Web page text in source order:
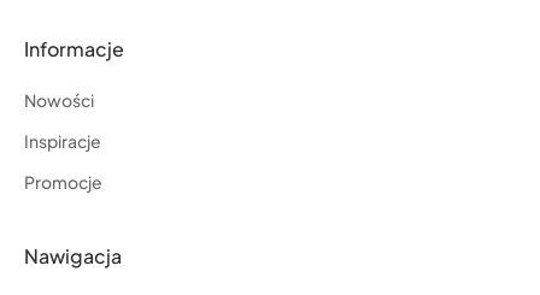
Informacje
Nowości
Inspiracje
Promocje
Nawigacja